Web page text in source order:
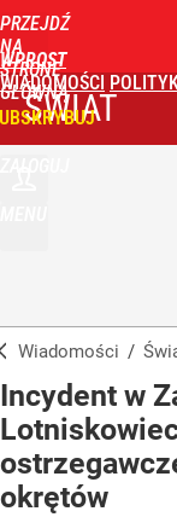
PRZEJDŹ
NA
STRONĘ
GŁÓWNĄ
WPROST
WIADOMOŚCI
ŚWIAT
Wiadomości /
Incydent w
okrętów